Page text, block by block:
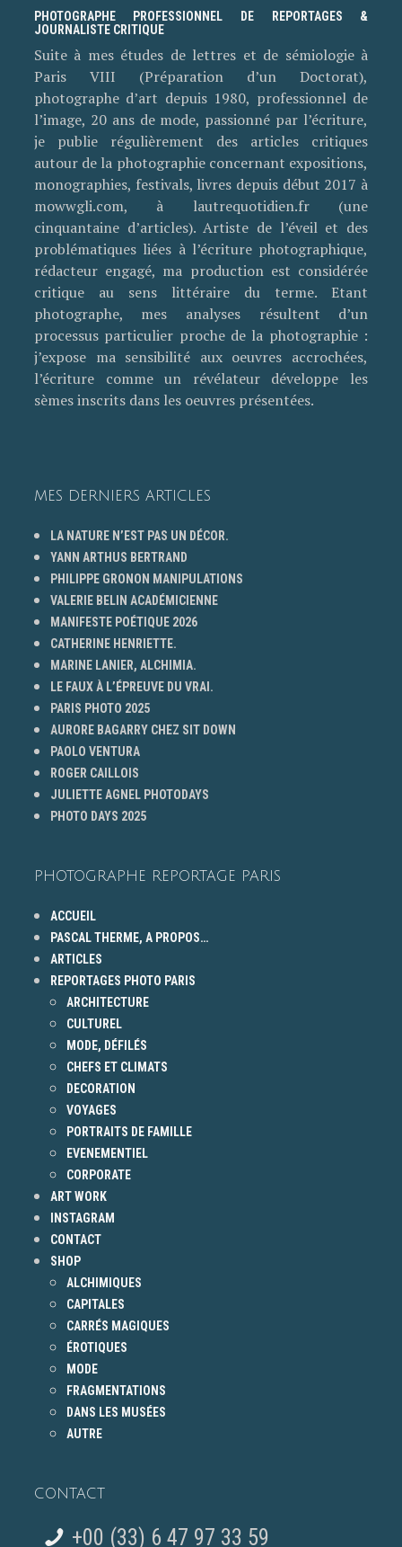
PHOTOGRAPHE PROFESSIONNEL DE REPORTAGES &
JOURNALISTE CRITIQUE
Suite à mes études de lettres et de sémiologie à
Paris VIII (Préparation d’un Doctorat),
photographe d’art depuis 1980, professionnel de
l’image, 20 ans de mode, passionné par l’écriture,
je publie régulièrement des articles critiques
autour de la photographie concernant expositions,
monographies, festivals, livres depuis début 2017 à
mowwgli.com, à lautrequotidien.fr (une
cinquantaine d’articles). Artiste de l’éveil et des
problématiques liées à l’écriture photographique,
rédacteur engagé, ma production est considérée
critique au sens littéraire du terme. Etant
photographe, mes analyses résultent d’un
processus particulier proche de la photographie :
j’expose ma sensibilité aux oeuvres accrochées,
l’écriture comme un révélateur développe les
sèmes inscrits dans les oeuvres présentées.
MES DERNIERS ARTICLES
LA NATURE N’EST PAS UN DÉCOR.
YANN ARTHUS BERTRAND
PHILIPPE GRONON MANIPULATIONS
VALERIE BELIN ACADÉMICIENNE
MANIFESTE POÉTIQUE 2026
CATHERINE HENRIETTE.
MARINE LANIER, ALCHIMIA.
LE FAUX À L’ÉPREUVE DU VRAI.
PARIS PHOTO 2025
AURORE BAGARRY CHEZ SIT DOWN
PAOLO VENTURA
ROGER CAILLOIS
JULIETTE AGNEL PHOTODAYS
PHOTO DAYS 2025
PHOTOGRAPHE REPORTAGE PARIS
ACCUEIL
PASCAL THERME, A PROPOS…
ARTICLES
REPORTAGES PHOTO PARIS
ARCHITECTURE
CULTUREL
MODE, DÉFILÉS
CHEFS ET CLIMATS
DECORATION
VOYAGES
PORTRAITS DE FAMILLE
EVENEMENTIEL
CORPORATE
ART WORK
INSTAGRAM
CONTACT
SHOP
ALCHIMIQUES
CAPITALES
CARRÉS MAGIQUES
ÉROTIQUES
MODE
FRAGMENTATIONS
DANS LES MUSÉES
AUTRE
CONTACT
+00 (33) 6 47 97 33 59